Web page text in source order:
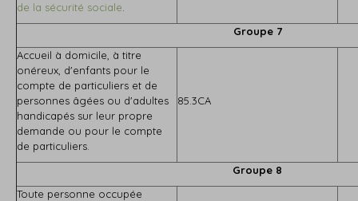
de la sécurité sociale
Groupe 7
Accueil à domicile, à titre
onéreux, d'enfants pour le
compte de particuliers et de
personnes âgées ou d'adultes
handicapés sur leur propre
demande ou pour le compte
de particuliers.
85.3CA
Groupe 8
Toute personne occupée